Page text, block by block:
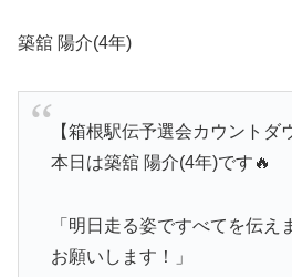
築舘 陽介(4年)
【箱根駅伝予選会カウントダ
本日は築舘 陽介(4年)です🔥
「明日走る姿ですべてを伝え
お願いします！」